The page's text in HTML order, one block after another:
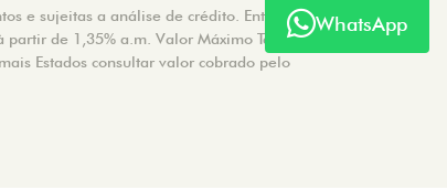
e sujeitas a análise de crédito. Entrada a
de 1,35% a.m. Valor Máximo Tarifa de
Estados consultar valor cobrado pelo
WhatsApp